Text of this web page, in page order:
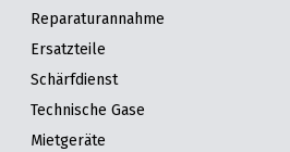
Reparaturannahme
Ersatzteile
Schärfdienst
Technische Gase
Mietgeräte